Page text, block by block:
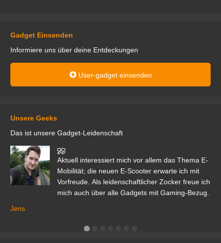
Gadget Einsenden
Informiere uns über deine Entdeckungen
User-gadget einsenden
Unsere Geeks
Das ist unsere Gadget-Leidenschaft
Aktuell interessiert mich vor allem das Thema E-
Mobilität; die neuen E-Scooter erwarte ich mit
Vorfreude. Als leidenschaftlicher Zocker freue ich
mich auch über alle Gadgets mit Gaming-Bezug.
Jens